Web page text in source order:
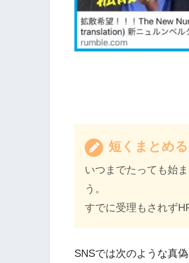
短くまとめ
いつまでたっても始
う。
すでに受理もされず
SNSでは次のような真